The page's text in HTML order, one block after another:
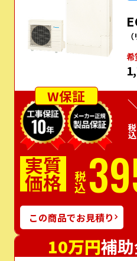
希
W保証
税込
実質
価格 税込
この商品でお見積り
10万円補